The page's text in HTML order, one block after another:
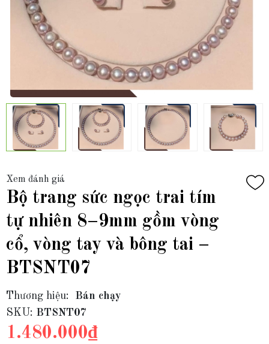
Xem đánh giá
Bộ trang sức ngọc trai tím
tự nhiên 8–9mm gồm vòng
cổ, vòng tay và bông tai –
BTSNT07
Thương hiệu:
Bán chạy
SKU: BTSNT07
1.480.000₫